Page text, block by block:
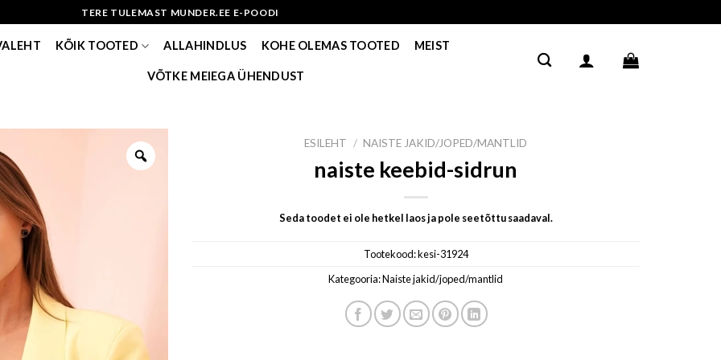
TERE TULEMAST MUNDER.EE E-POODI
KÕIK TOOTED ALLAHINDLUS KOHE OLEMAS TOOTED MEIST
VÕTKE MEIEGA ÜHENDUST
ESILEHT / NAISTE JAKID/JOPED/MANTLID
naiste keebid-sidrun
Seda toodet ei ole hetkel laos ja pole seetõttu saadaval.
Tootekood:kesi-31924
Kategooria:Naiste jakid/joped/mantlid